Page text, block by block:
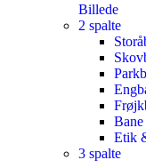
Billede
2 spalte
Bane
Etik
3 spalte